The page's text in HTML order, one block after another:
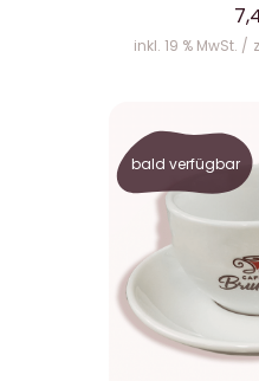
inkl. 19 % MwSt.
bald verfügbar